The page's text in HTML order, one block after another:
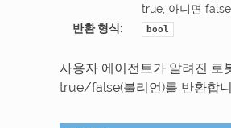
true, 아니면 false
반환 형식: bool
사용자 에이전트가 알려진 로
true/false(불리언)를 반환합